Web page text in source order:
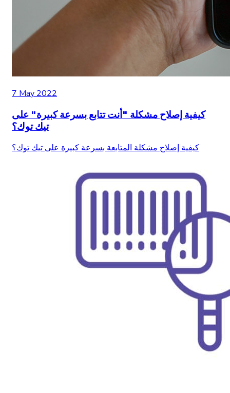
7 May 2022
كيفية إصلاح مشكلة "أنت تتابع بسرعة كبيرة" على
تيك توك؟
كيفية إصلاح مشكلة المتابعة بسرعة كبيرة على تيك توك؟